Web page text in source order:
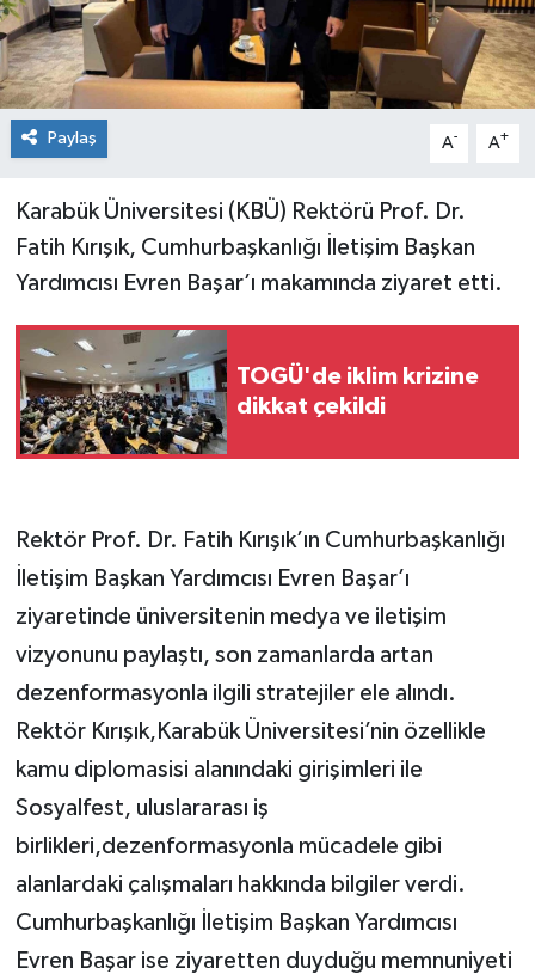
Paylaş A- A+
Karabük Üniversitesi (KBÜ) Rektörü Prof. Dr.
Fatih Kırışık, Cumhurbaşkanlığı İletişim Başkan
Yardımcısı Evren Başar’ı makamında ziyaret etti.
TOGÜ'de iklim krizine
dikkat çekildi
Rektör Prof. Dr. Fatih Kırışık’ın Cumhurbaşkanlığı
İletişim Başkan Yardımcısı Evren Başar’ı
ziyaretinde üniversitenin medya ve iletişim
vizyonunu paylaştı, son zamanlarda artan
dezenformasyonla ilgili stratejiler ele alındı.
Rektör Kırışık,Karabük Üniversitesi’nin özellikle
kamu diplomasisi alanındaki girişimleri ile
Sosyalfest, uluslararası iş
birlikleri,dezenformasyonla mücadele gibi
alanlardaki çalışmaları hakkında bilgiler verdi.
Cumhurbaşkanlığı İletişim Başkan Yardımcısı
Evren Başar ise ziyaretten duyduğu memnuniyeti
Teknoloji
Tokat Haberleri
Yaşam